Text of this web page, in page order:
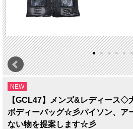
NEW
【GCL47】メンズ&レディース◇
ボディーバッグ☆彡パイソン、ア
ない物を提案します☆彡